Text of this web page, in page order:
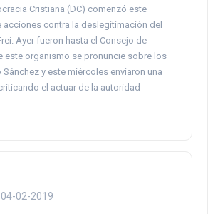
Cristiana (DC) comenzó este
acciones contra la deslegitimación del
Ayer fueron hasta el Consejo de
este organismo se pronuncie sobre los
y este miércoles enviaron una
el actuar de la autoridad
04-02-2019